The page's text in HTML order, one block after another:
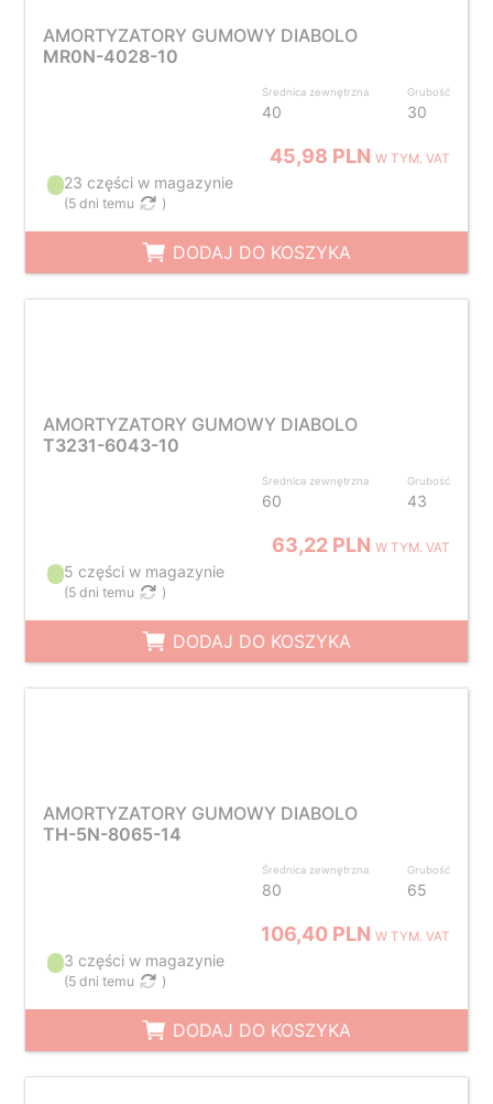
AMORTYZATORY GUMOWY DIABOLO
MR0N-4028-10
Średnica zewnętrzna
40
Grubość
30
45,98 PLNW TYM. VAT
23 części w magazynie
(5 dni temu )
DODAJ DO KOSZYKA
AMORTYZATORY GUMOWY DIABOLO
T3231-6043-10
Średnica zewnętrzna
60
Grubość
43
63,22 PLNW TYM. VAT
5 części w magazynie
(5 dni temu )
DODAJ DO KOSZYKA
AMORTYZATORY GUMOWY DIABOLO
TH-5N-8065-14
Średnica zewnętrzna
80
Grubość
65
106,40 PLNW TYM. VAT
3 części w magazynie
(5 dni temu )
DODAJ DO KOSZYKA